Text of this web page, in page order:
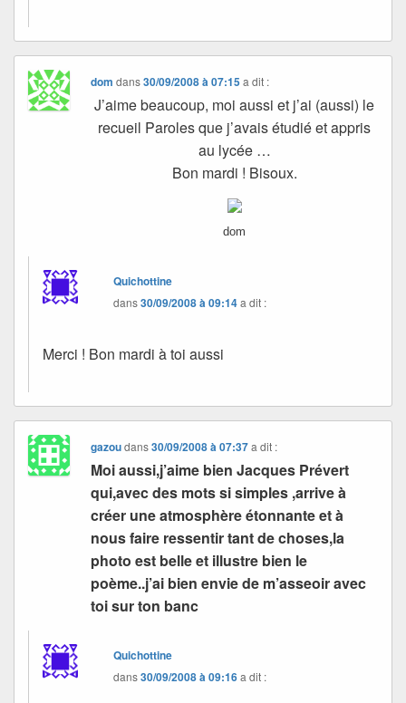
dom dans30/09/2008 à 07:15 a dit :
J’aime beaucoup, moi aussi et j’ai (aussi) le
recueil Paroles que j’avais étudié et appris
au lycée …
Bon mardi ! Bisoux.
dom
Quichottine
dans30/09/2008 à 09:14a dit :
Merci ! Bon mardi à toi aussi
gazoudans30/09/2008 à 07:37 a dit :
Moi aussi,j’aime bien Jacques Prévert
qui,avec des mots si simples ,arrive à
créer une atmosphère étonnante et à
nous faire ressentir tant de choses,la
photo est belle et illustre bien le
poème..j’ai bien envie de m’asseoir avec
toi sur ton banc
Quichottine
dans30/09/2008 à 09:16a dit :